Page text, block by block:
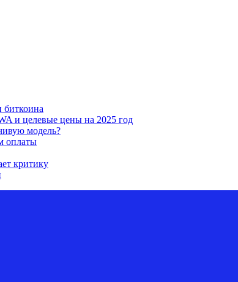
биткоина
и целевые цены на 2025 год
модель?
оплаты
критику